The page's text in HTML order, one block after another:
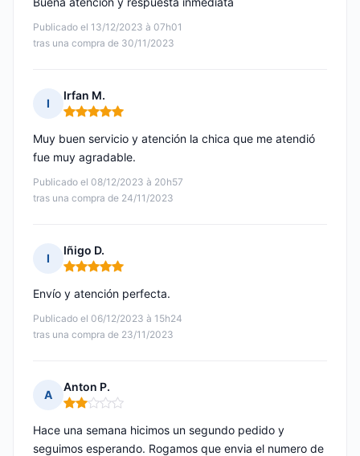
Publicado el 13/12/2023 à 07h01
tras una compra de 30/11/2023
I
Irfan M.
Nota: 5 de 5
Publicado el 08/12/2023 à 20h57
tras una compra de 24/11/2023
Muy buen servicio y atención la chica que me atendió
fue muy agradable.
I
Iñigo D.
Nota: 5 de 5
Publicado el 06/12/2023 à 15h24
tras una compra de 23/11/2023
Envío y atención perfecta.
A
Anton P.
Nota: 2 de 5
Hace una semana hicimos un segundo pedido y
seguimos esperando. Rogamos que envia el numero de